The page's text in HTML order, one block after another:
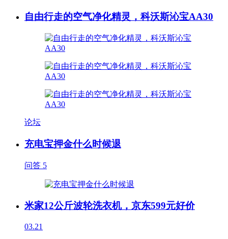
自由行走的空气净化精灵，科沃斯沁宝AA30
论坛
充电宝押金什么时候退
问答 5
米家12公斤波轮洗衣机，京东599元好价
03.21